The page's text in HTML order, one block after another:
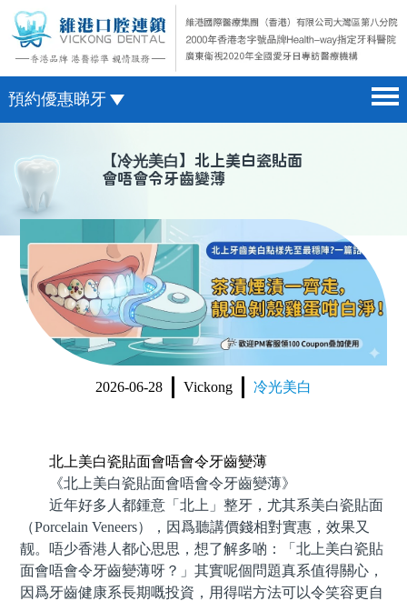
預約優惠睇牙
醫院簡介 hospital introduction
醫生介紹 doctor introduction
醫療新聞 medical news
種植牙 dental implant
箍牙 orthodontics
收費標準 change standard
微信預約
WhatsApp預約
【冷光美白】北上美白瓷貼面
會唔會令牙齒變薄
2026-06-28 Vickong 冷光美白
北上美白瓷貼面會唔會令牙齒變薄
《北上美白瓷貼面會唔會令牙齒變薄》
近年好多人都鍾意「北上」整牙，尤其系美白瓷貼面
（Porcelain Veneers），因爲聽講價錢相對實惠，效果又
靓。唔少香港人都心思思，想了解多啲：「北上美白瓷貼
面會唔會令牙齒變薄呀？」其實呢個問題真系值得關心，
因爲牙齒健康系長期嘅投資，用得啱方法可以令笑容更自